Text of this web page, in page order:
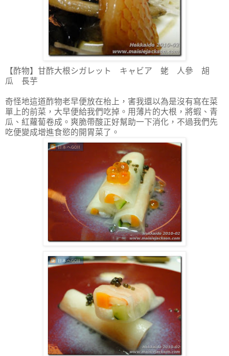
【酢物】甘酢大根シガレット キャビア 蛯 人參 胡
瓜 長芋
奇怪地這道酢物老早便放在枱上，害我還以為是沒有寫在菜
單上的前菜，大早便給我們吃掉。用薄片的大根，將蝦、青
瓜、紅蘿蔔卷成。爽脆帶酸正好幫助一下消化，不過我們先
吃便變成增進食慾的開胃菜了。